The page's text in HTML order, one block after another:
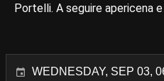
Portelli. A seguire apericena
WEDNESDAY, SEP 03,